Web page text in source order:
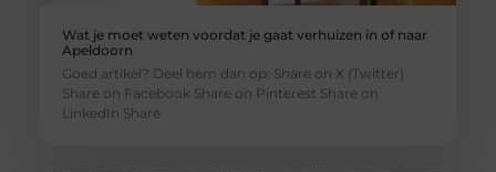
Wat je moet weten voordat je gaat verhuizen in of naar
Apeldoorn
Goed artikel? Deel hem dan op: Share on X (Twitter)
Share on Facebook Share on Pinterest Share on
LinkedIn Share